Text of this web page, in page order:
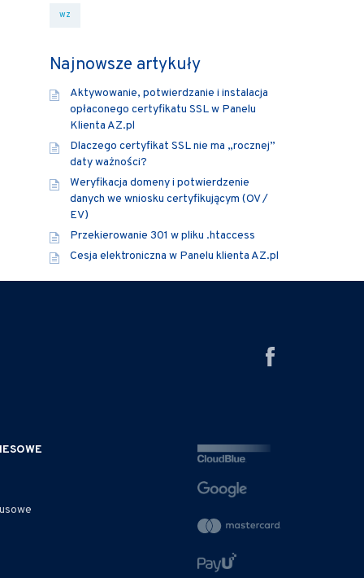
wz
Najnowsze artykuły
Aktywowanie, potwierdzanie i instalacja
opłaconego certyfikatu SSL w Panelu
Klienta AZ.pl
Dlaczego certyfikat SSL nie ma „rocznej”
daty ważności?
Weryfikacja domeny i potwierdzenie
danych we wniosku certyfikującym (OV /
EV)
Przekierowanie 301 w pliku .htaccess
Cesja elektroniczna w Panelu klienta AZ.pl